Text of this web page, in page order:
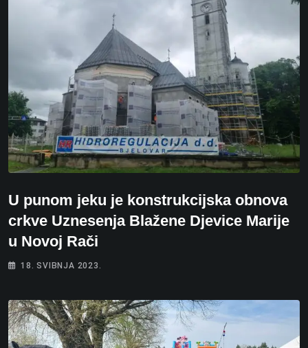
U punom jeku je konstrukcijska obnova
crkve Uznesenja Blažene Djevice Marije
u Novoj Rači
18. SVIBNJA 2023.